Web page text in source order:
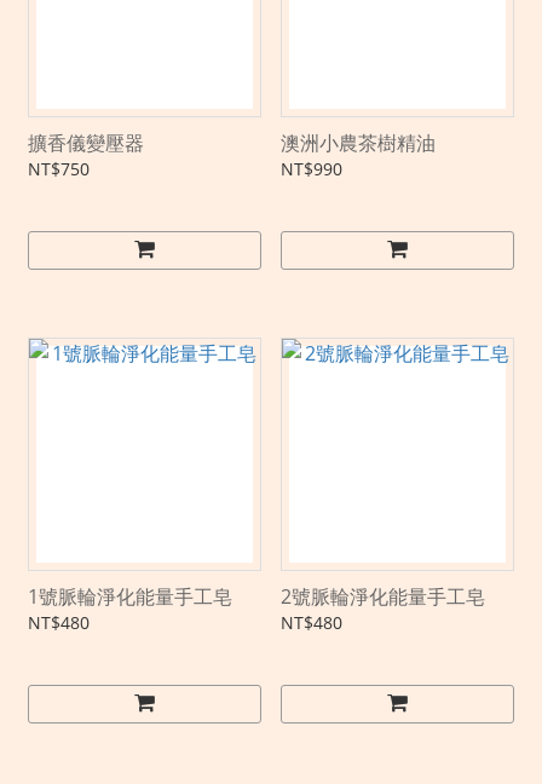
擴香儀變壓器
NT$750
澳洲小農茶樹精油
NT$990
1號脈輪淨化能量手工皂
NT$480
2號脈輪淨化能量手工皂
NT$480